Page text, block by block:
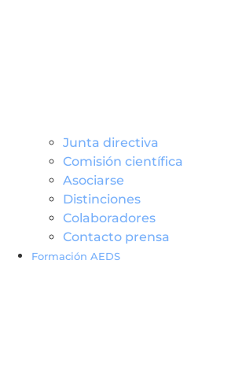
Junta directiva
Comisión científica
Asociarse
Distinciones
Colaboradores
Contacto prensa
Formación AEDS